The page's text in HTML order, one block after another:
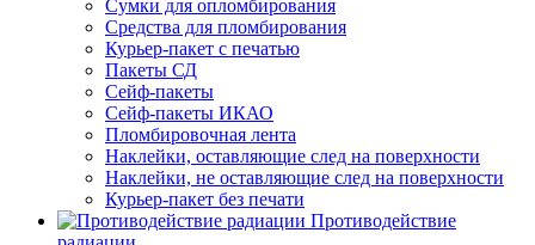
Сумки для опломбирования
Средства для пломбирования
Курьер-пакет с печатью
Пакеты СД
Сейф-пакеты
Сейф-пакеты ИКАО
Пломбировочная лента
Наклейки, оставляющие след на поверхности
Наклейки, не оставляющие след на поверхности
Курьер-пакет без печати
Противодействие